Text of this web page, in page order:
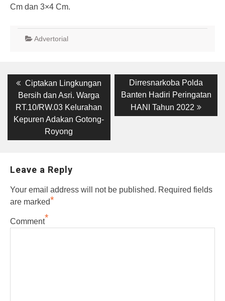
Cm dan 3×4 Cm.
Advertorial
Post
navigation
Previous
post:
Ciptakan Lingkungan
Bersih dan Asri. Warga
RT.10/RW.03 Kelurahan
Kepuren Adakan Gotong-
Royong
Next
post:
Dirresnarkoba Polda
Banten Hadiri Peringatan
HANI Tahun 2022
Leave a Reply
Your email address will not be published. Required fields
are marked*
Comment*